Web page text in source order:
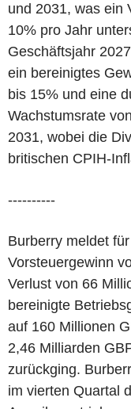
und 2031, was ein
10% pro Jahr
Geschäftsjahr
ein bereinigtes
bis 15% und eine
Wachstumsrate
2031, wobei die
britischen CPIH-
----------
Burberry meldet
Vorsteuergewinn
Verlust von 66
bereinigte
auf 160 Millionen
2,46 Milliarden
zurückging.
im vierten Quartal